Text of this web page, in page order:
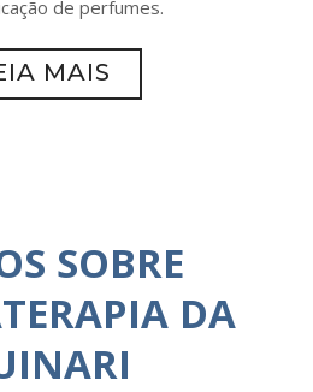
de perfumes.
MAIS
SOBRE
DA